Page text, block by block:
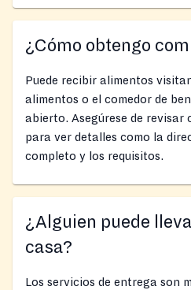
¿Cómo obtengo
Puede recibir alimentos
alimentos o el comedor de
abierto. Asegúrese de revisar
para ver detalles como la
completo y los requisitos.
¿Alguien puede
casa?
Los servicios de entrega son